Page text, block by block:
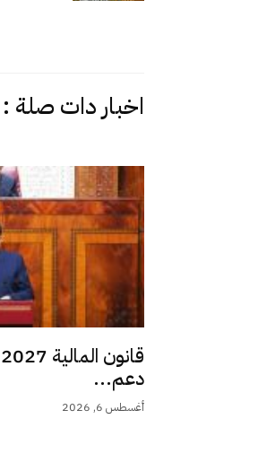
اخبار دات صلة :
دعم...
أغسطس 6, 2026